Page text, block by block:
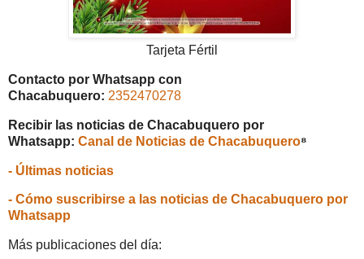
Tarjeta Fértil
Contacto por Whatsapp con
Chacabuquero: 2352470278
Recibir las noticias de Chacabuquero por
Whatsapp: Canal de Noticias de Chacabuquero⁸
- Últimas noticias
- Cómo suscribirse a las noticias de Chacabuquero por
Whatsapp
Más publicaciones del día: